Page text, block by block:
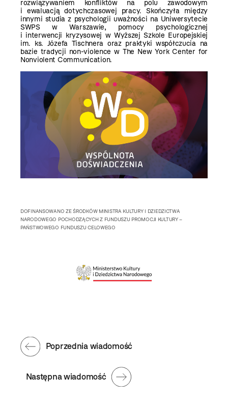
rozwiązywaniem konfliktów na polu zawodowym
i ewaluacją dotychczasowej pracy. Skończyła między
innymi studia z psychologii uważności na Uniwersytecie
SWPS w Warszawie, pomocy psychologicznej
i interwencji kryzysowej w Wyższej Szkole Europejskiej
im. ks. Józefa Tischnera oraz praktyki współczucia na
bazie tradycji non-violence w The New York Center for
Nonviolent Communication.
DOFINANSOWANO ZE ŚRODKÓW MINISTRA KULTURY I DZIEDZICTWA
NARODOWEGO POCHODZĄCYCH Z FUNDUSZU PROMOCJI KULTURY –
PAŃSTWOWEGO FUNDUSZU CELOWEGO
Następna wiadomość
Poprzednia wiadomość